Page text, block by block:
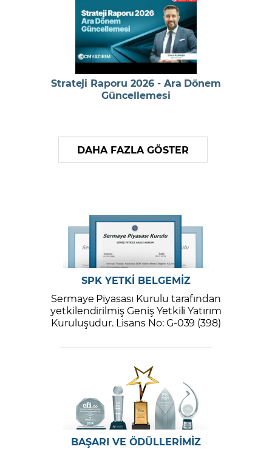
Strateji Raporu 2026 - Ara Dönem
Güncellemesi
DAHA FAZLA GÖSTER
SPK YETKİ BELGEMİZ
Sermaye Piyasası Kurulu tarafından
yetkilendirilmiş Geniş Yetkili Yatırım
Kuruluşudur. Lisans No: G-039 (398)
BAŞARI VE ÖDÜLLERİMİZ